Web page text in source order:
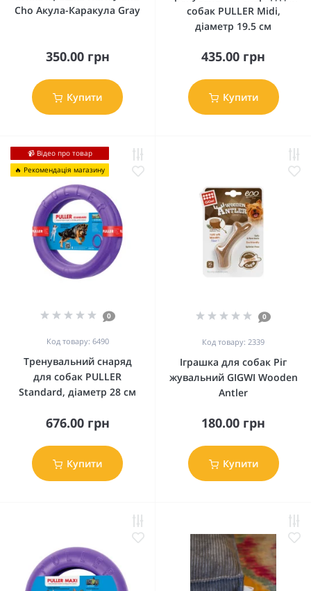
Cho Акула-Каракула Gray
350.00 грн
Купити
собак PULLER Midi,
діаметр 19.5 см
435.00 грн
Купити
📹 Відео про товар
🔥 Рекомендація магазину
0
Код товару: 6490
Тренувальний снаряд
для собак PULLER
Standard, діаметр 28 см
676.00 грн
Купити
0
Код товару: 2339
Іграшка для собак Ріг
жувальний GIGWI Wooden
Antler
180.00 грн
Купити